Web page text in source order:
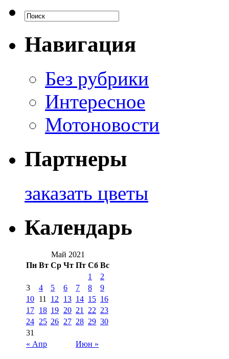
Навигация
Без рубрики
Интересное
Мотоновости
Партнеры
заказать цветы
Календарь
Май 2021
Пн Вт Ср Чт Пт Сб Вс
« Апр Июн »
1
2
3
4 5 6 7 8
9
10 11 12 13 14 15 16
17 18 19 20 21 22 23
24 25 26 27 28 29 30
31